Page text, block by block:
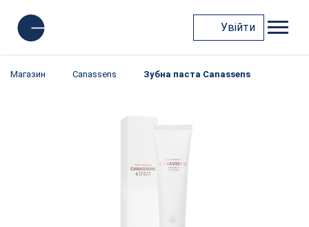
Увійти
Магазин Canassens Зубна паста Canassens